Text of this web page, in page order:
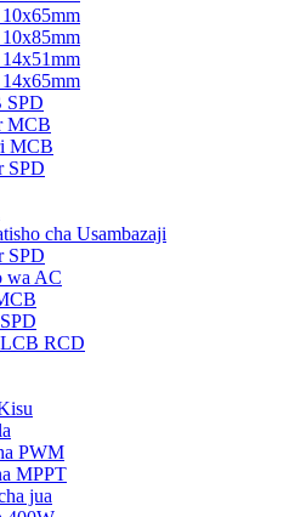
SPD
MCB
MCB
SPD
cha Usambazaji
SPD
wa AC
RCD
PWM
MPPT
jua